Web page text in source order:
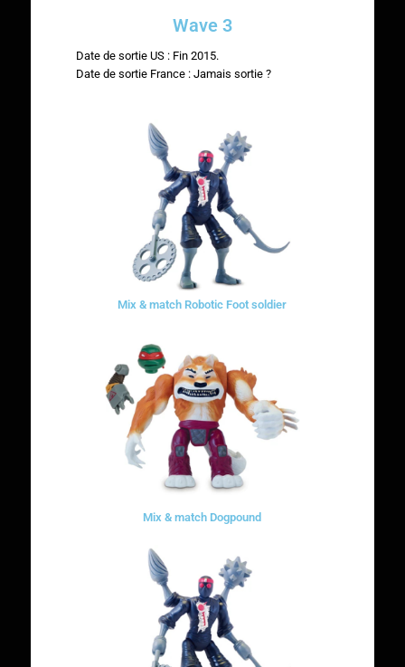
Wave 3
Date de sortie US : Fin 2015.
Date de sortie France : Jamais sortie ?
Mix & match Robotic Foot soldier
Mix & match Dogpound